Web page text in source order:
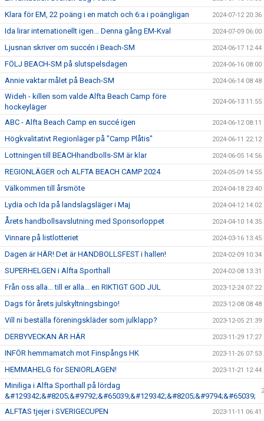
Klara för EM, 22 poäng i en match och 6:a i poängligan 2024-07-12 20:36
Ida lirar internationellt igen... Denna gång EM-Kval 2024-07-09 06:00
Ljusnan skriver om succén i Beach-SM 2024-06-17 12:44
FÖLJ BEACH-SM på slutspelsdagen 2024-06-16 08:00
Annie vaktar målet på Beach-SM 2024-06-14 08:48
Wideh - killen som valde Alfta Beach Camp före
hockeyläger
2024-06-13 11:55
ABC - Alfta Beach Camp en succé igen 2024-06-12 08:11
Högkvalitativt Regionläger på "Camp Plåtis" 2024-06-11 22:12
Lottningen till BEACHhandbolls-SM är klar 2024-06-05 14:56
REGIONLÄGER och ALFTA BEACH CAMP 2024 2024-05-09 14:55
Välkommen till årsmöte 2024-04-18 23:40
Lydia och Ida på landslagsläger i Maj 2024-04-12 14:02
Årets handbollsavslutning med Sponsorloppet 2024-04-10 14:35
Vinnare på listlotteriet 2024-03-16 13:45
Dagen är HÄR! Det är HANDBOLLSFEST i hallen! 2024-02-09 10:34
SUPERHELGEN i Alfta Sporthall 2024-02-08 13:31
Från oss alla... till er alla... en RIKTIGT GOD JUL 2023-12-24 07:22
Dags för årets julskyltningsbingo! 2023-12-08 08:48
Vill ni beställa föreningskläder som julklapp? 2023-12-05 21:39
DERBYVECKAN ÄR HÄR 2023-11-29 17:27
INFÖR hemmamatch mot Finspångs HK 2023-11-26 07:53
HEMMAHELG för SENIORLAGEN! 2023-11-21 12:44
Miniliga i Alfta Sporthall på lördag
&#129342;&#8205;&#9792;&#65039;&#129342;&#8205;&#9794;&#65039;
ALFTAS tjejer i SVERIGECUPEN 2023-11-11 06:41